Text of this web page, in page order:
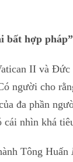
bất hợp pháp”
II và
người cho
đa phần
nhìn khá
Tông Huấn